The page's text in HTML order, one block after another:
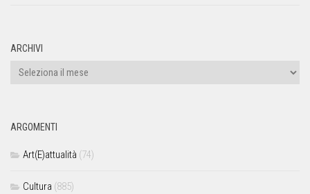
ARCHIVI
ARGOMENTI
Art(E)attualità (74)
Cultura (885)